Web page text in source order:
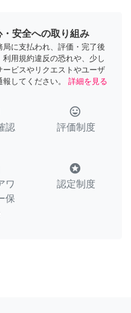
安全への取り組み
に支払われ、評価・完了後
用規約違反の恐れや、少し
ービスやリクエストやユーザ
してください。
詳細を見る
認
tag_faces
評価制度
ワ
保
stars
認定制度